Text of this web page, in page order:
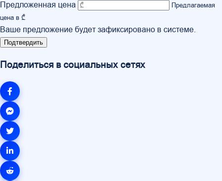
Предложенная цена
Предлагаемая
цена в ₾
Ваше предложение будет зафиксировано в системе.
Подтвердить
Поделиться в социальных сетях